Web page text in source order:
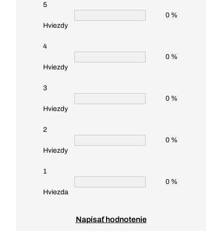
5
Hviezdy
0 %
4
Hviezdy
0 %
3
Hviezdy
0 %
2
Hviezdy
0 %
1
Hviezda
0 %
Napísať hodnotenie